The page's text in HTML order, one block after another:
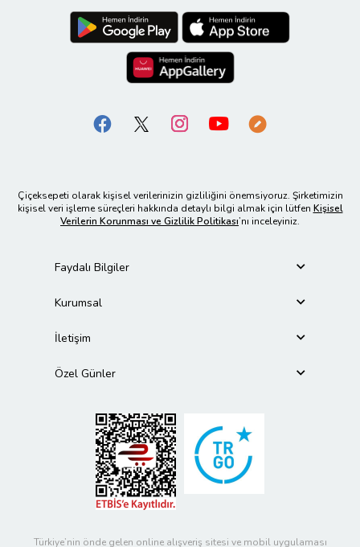
Çiçeksepeti olarak kişisel verilerinizin gizliliğini önemsiyoruz. Şirketimizin
kişisel veri işleme süreçleri hakkında detaylı bilgi almak için lütfen Kişisel
Verilerin Korunması ve Gizlilik Politikası’nı inceleyiniz.
Faydalı Bilgiler
Kurumsal
İletişim
Özel Günler
Türkiye’nin önde gelen online alışveriş sitesi ve mobil uygulaması